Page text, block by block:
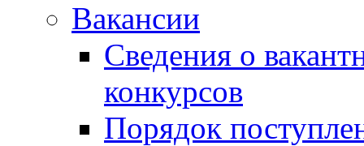
Вакансии
Сведения о
конкурсов
Порядок